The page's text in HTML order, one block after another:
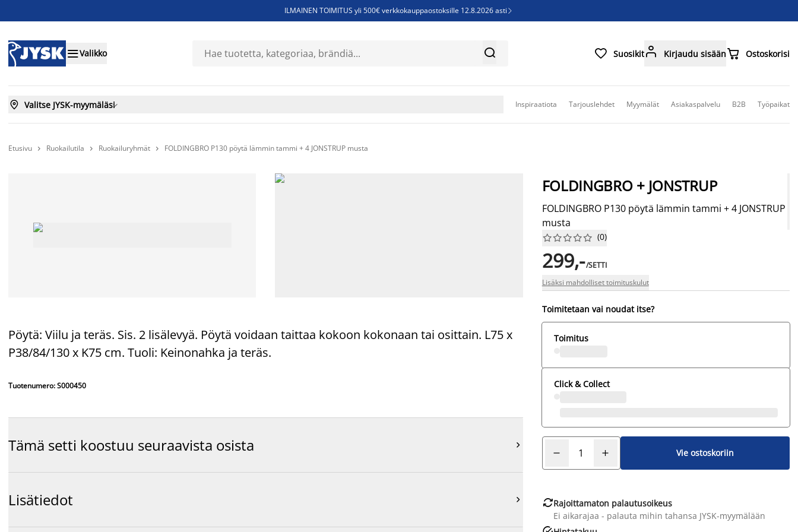
ILMAINEN TOIMITUS yli 500€ verkkokauppaostoksille 12.8.2026 asti 
Sijauspatjoja - Säästä jopa 60%
Valikko   Suosikit Kirjaudu sisään Ostoskorisi
 Valitse JYSK-myymäläsi Inspiraatiota Tarjouslehdet Myymälät Asiakaspalvelu B2B Työpaikat
Etusivu  Ruokailutila  Ruokailuryhmät  FOLDINGBRO P130 pöytä lämmin tammi + 4 JONSTRUP musta
Pöytä: Viilu ja teräs. Sis. 2 lisälevyä. Pöytä voidaan taittaa kokoon kokonaan tai osittain. L75 x
P38/84/130 x K75 cm. Tuoli: Keinonahka ja teräs.
Tuotenumero: S000450
Tämä setti koostuu seuraavista osista 
Lisätiedot 
FOLDINGBRO + JONSTRUP
FOLDINGBRO P130 pöytä lämmin tammi + 4 JONSTRUP
musta





 (0)
299,-/SETTI
Lisäksi mahdolliset toimituskulut
Toimitetaan vai noudat itse?
Toimitus
Click & Collect
Vie ostoskoriin
Rajoittamaton palautusoikeus
Ei aikarajaa - palauta mihin tahansa JYSK-myymälään